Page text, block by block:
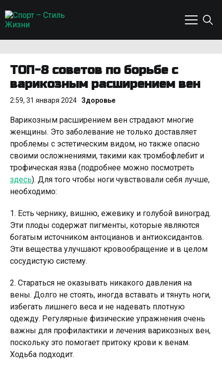
ТОП-8 советов по борьбе с
варикозным расширением вен
2:59, 31 января 2024 Здоровье
Варикозным расширением вен страдают многие
женщины. Это заболевание не только доставляет
проблемы с эстетическим видом, но также опасно
своими осложнениями, такими как тромбофлебит и
трофическая язва (подробнее можно посмотреть
здесь). Для того чтобы ноги чувствовали себя лучше,
необходимо:
1. Есть чернику, вишню, ежевику и голубой виноград.
Эти плоды содержат пигменты, которые являются
богатым источником антоцианов и антиоксидантов.
Эти вещества улучшают кровообращение и в целом
сосудистую систему.
2. Стараться не оказывать никакого давления на
вены. Долго не стоять, иногда вставать и тянуть ноги,
избегать лишнего веса и не надевать плотную
одежду. Регулярные физические упражнения очень
важны для профилактики и лечения варикозных вен,
поскольку это помогает притоку крови к венам.
Ходьба подходит.